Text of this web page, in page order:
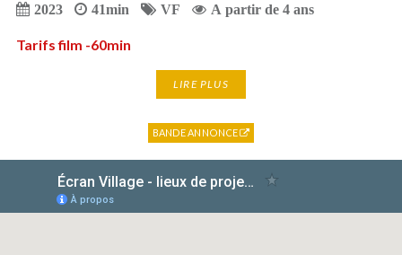
2023
41min VF A partir de 4 ans
Tarifs film -60min
LIRE PLUS
BANDE ANNONCE